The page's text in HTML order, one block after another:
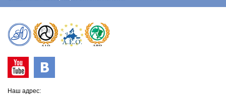
Наш адрес: